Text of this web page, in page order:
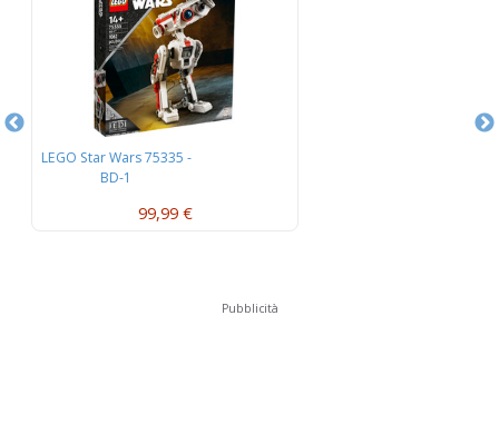
LEGO Star Wars 75335 -
BD-1
99,99 €
Pubblicità